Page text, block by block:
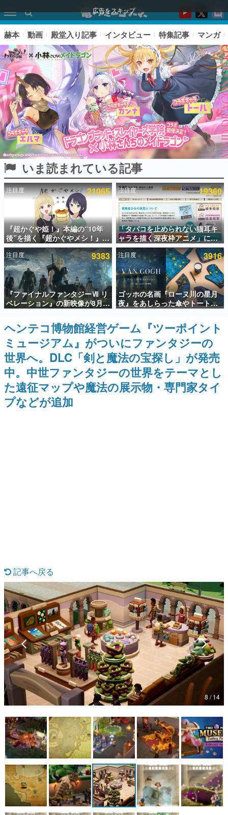
広告をスキップ
ピックアップ
電ファミのいま読まれている記事ランキング
アプリセール情報
インタビュー
連載・特集一覧
殿堂入り記事
SNS拡散数が数千以上！ ページビュー数万以上！ などな
ど。多くの人々に読まれた、電ファミ渾身の“殿堂入り”記
事をまとめました。
ゲームの企画書
名作ゲームクリエイターの方々に製作時のエピソードをお
聞きし、ヒットする企画（ゲーム）とは何か？を探ってい
きます。
赫本
この物語を解いてはいけない。『赫本』は、〈試験問題〉
の形をした短編ホラー小説集です。
新世代に訊く
具体的な形から解き明かしていく、硬派で骨太な評論連載
です。
ゲームが変えた日本語
「経験値」「裏技」「ラスボス」… ゲームにまつわる言葉
の起源や用法の変遷を、コンピューター文化史研究家・タ
イニーP氏が徹底調査。
カテゴリ
特集記事
マンガ
女性向け
アプリレビュー
その他
電ファミニコゲーマーとは？
運営：株式会社マレ
赫本 動画 殿堂入り記事 インタビュー 特集記事 マンガ
いま読まれている記事
注目度 21065
『超かぐや姫！』本編の“10年
後”を描く『超かぐやメシ！』
Web連載決定。新たなWebマン
ガレーベル「ビビビコミック」
にて特別話が掲載スタート、あ
のお話には…まだ続きがある！
注目度 19360
「タバコを止められない猫耳キ
ャラを描く深夜枠アニメ」に視
聴者の一部から批判意見。違法
薬物の使用と思しき描写も含め
て、BPOが議論を交わす
注目度 9383
『ファイナルファンタジーⅦ リ
ベレーション』の新映像が8月
26日早朝に公開へ。『FF7』リ
メイクシリーズの完結編、
「gamescom」のオープニング
ナイトライブにてディレクター
の浜口直樹氏が登壇する予定
注目度 3916
ゴッホの名画『ローヌ川の星月
夜』をあしらった傘やトートバ
ッグなどが登場。8月7日21時よ
り2日間限定で予約販売
ヘンテコ博物館経営ゲーム『ツーポイント
ミュージアム』がついにファンタジーの
世界へ。DLC「剣と魔法の宝探し」が発売
中。中世ファンタジーの世界をテーマとし
た遠征マップや魔法の展示物・専門家タイ
プなどが追加
記事へ戻る
8 / 14